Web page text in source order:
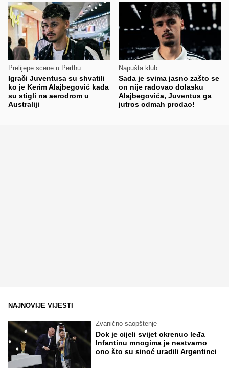
Prelijepe scene u Perthu
Igrači Juventusa su shvatili
ko je Kerim Alajbegović kada
su stigli na aerodrom u
Australiji
Napušta klub
Sada je svima jasno zašto se
on nije radovao dolasku
Alajbegovića, Juventus ga
jutros odmah prodao!
NAJNOVIJE VIJESTI
Zvanično saopštenje
Dok je cijeli svijet okrenuo leđa
Infantinu mnogima je nestvarno
ono što su sinoć uradili Argentinci